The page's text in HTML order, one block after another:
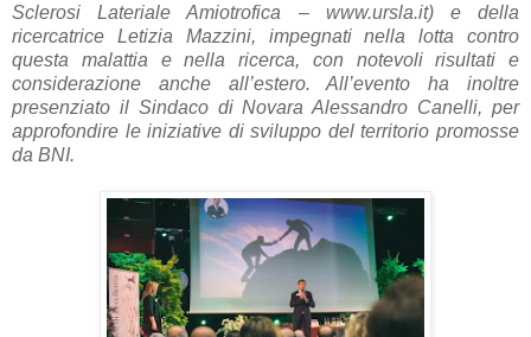
Sclerosi Lateriale Amiotrofica – www.ursla.it) e della
ricercatrice Letizia Mazzini, impegnati nella lotta contro
questa malattia e nella ricerca, con notevoli risultati e
considerazione anche all’estero. All’evento ha inoltre
presenziato il Sindaco di Novara Alessandro Canelli, per
approfondire le iniziative di sviluppo del territorio promosse
da BNI.